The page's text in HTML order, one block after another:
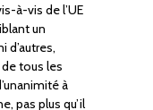
à-vis de l’UE
un
d’autres,
tous les
à
pas plus qu’il